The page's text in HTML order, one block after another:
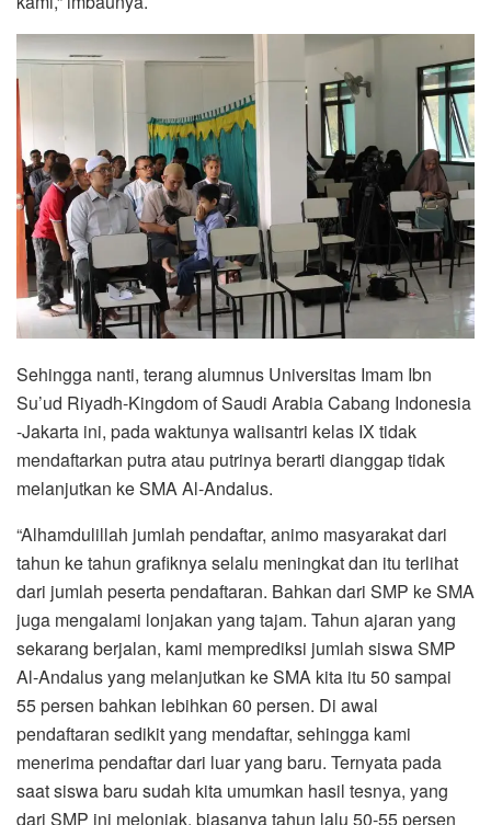
Sehingga nanti, terang alumnus Universitas Imam Ibn
Su’ud Riyadh-Kingdom of Saudi Arabia Cabang Indonesia
-Jakarta ini, pada waktunya walisantri kelas IX tidak
mendaftarkan putra atau putrinya berarti dianggap tidak
melanjutkan ke SMA Al-Andalus.
“Alhamdulillah jumlah pendaftar, animo masyarakat dari
tahun ke tahun grafiknya selalu meningkat dan itu terlihat
dari jumlah peserta pendaftaran. Bahkan dari SMP ke SMA
juga mengalami lonjakan yang tajam. Tahun ajaran yang
sekarang berjalan, kami memprediksi jumlah siswa SMP
Al-Andalus yang melanjutkan ke SMA kita itu 50 sampai
55 persen bahkan lebihkan 60 persen. Di awal
pendaftaran sedikit yang mendaftar, sehingga kami
menerima pendaftar dari luar yang baru. Ternyata pada
saat siswa baru sudah kita umumkan hasil tesnya, yang
dari SMP ini melonjak, biasanya tahun lalu 50-55 persen